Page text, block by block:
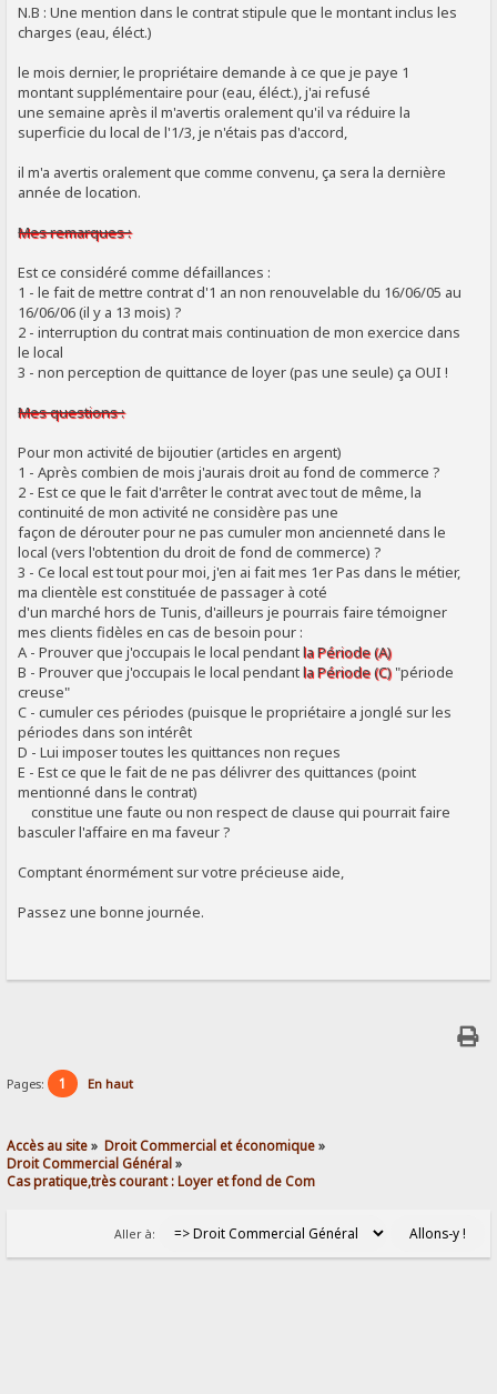
N.B : Une mention dans le contrat stipule que le montant inclus les
charges (eau, éléct.)
le mois dernier, le propriétaire demande à ce que je paye 1
montant supplémentaire pour (eau, éléct.), j'ai refusé
une semaine après il m'avertis oralement qu'il va réduire la
superficie du local de l'1/3, je n'étais pas d'accord,
il m'a avertis oralement que comme convenu, ça sera la dernière
année de location.
Mes remarques :
Est ce considéré comme défaillances :
1 - le fait de mettre contrat d'1 an non renouvelable du 16/06/05 au
16/06/06 (il y a 13 mois) ?
2 - interruption du contrat mais continuation de mon exercice dans
le local
3 - non perception de quittance de loyer (pas une seule) ça OUI !
Mes questions :
Pour mon activité de bijoutier (articles en argent)
1 - Après combien de mois j'aurais droit au fond de commerce ?
2 - Est ce que le fait d'arrêter le contrat avec tout de même, la
continuité de mon activité ne considère pas une
façon de dérouter pour ne pas cumuler mon ancienneté dans le
local (vers l'obtention du droit de fond de commerce) ?
3 - Ce local est tout pour moi, j'en ai fait mes 1er Pas dans le métier,
ma clientèle est constituée de passager à coté
d'un marché hors de Tunis, d'ailleurs je pourrais faire témoigner
mes clients fidèles en cas de besoin pour :
A - Prouver que j'occupais le local pendantla Période (A)
B - Prouver que j'occupais le local pendantla Période (C) "période
creuse"
C - cumuler ces périodes (puisque le propriétaire a jonglé sur les
périodes dans son intérêt
D - Lui imposer toutes les quittances non reçues
E - Est ce que le fait de ne pas délivrer des quittances (point
mentionné dans le contrat)
constitue une faute ou non respect de clause qui pourrait faire
basculer l'affaire en ma faveur ?
Comptant énormément sur votre précieuse aide,
Passez une bonne journée.
Pages: 1 En haut
Accès au site» Droit Commercial et économique»
Droit Commercial Général»
Cas pratique,très courant : Loyer et fond de Com
Aller à: